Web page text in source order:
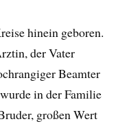
hinein geboren.
der Vater
Beamter
in der Familie
großen Wert